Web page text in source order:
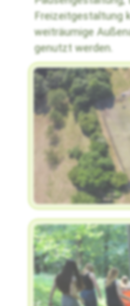
Freizeitgestaltung
weiträumige
genutzt werden.